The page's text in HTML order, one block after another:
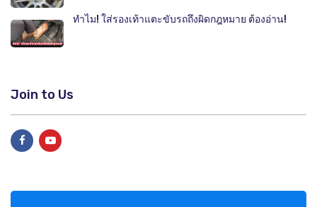
ทำไม! ใส่รองเท้าแตะขับรถถึงผิดกฎหมาย ต้องอ่าน!
Join to Us